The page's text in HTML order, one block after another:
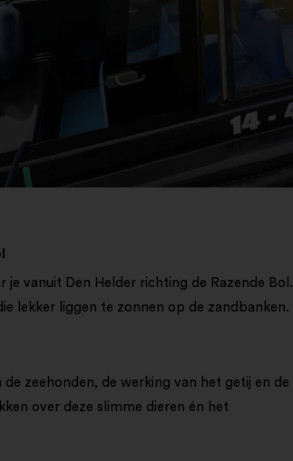
vanuit Den Helder richting de Razende Bol.
lekker liggen te zonnen op de zandbanken.
zeehonden, de werking van het getij en de
over deze slimme dieren én het